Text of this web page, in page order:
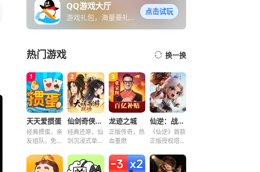
QQ游戏大厅
游戏礼包，海量豪礼免
点击试玩
热门游戏 换一换
天天爱掼蛋
经典掼蛋，亲
友组队，免费
仙剑奇侠传之新的开始
经典还原，仙
剑沉浸式单机
龙迹之城
正版传奇，热
血重燃
仙逆：战天道
《仙逆》首款
正版授权塔防